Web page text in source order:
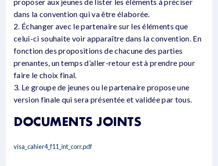
dans la convention qui va être élaborée.
2. Échanger avec le partenaire sur les éléments que
celui-ci souhaite voir apparaître dans la convention. En
fonction des propositions de chacune des parties
prenantes, un temps d’aller-retour est à prendre pour
faire le choix final.
3. Le groupe de jeunes ou le partenaire propose une
version finale qui sera présentée et validée par tous.
DOCUMENTS JOINTS
visa_cahier4_f11_int_corr.pdf